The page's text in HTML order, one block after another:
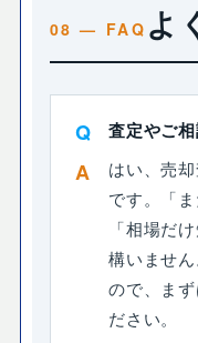
よ
査定やご
はい、売
です。「
「相場だ
構いませ
ので、ま
ださい。